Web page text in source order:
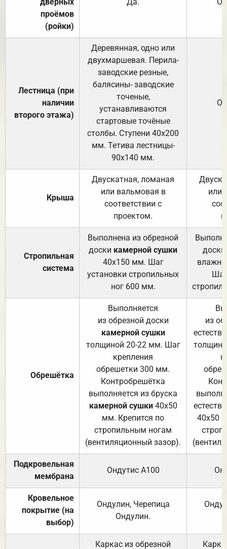
проёмов
(ройки)
Лестница (при
наличии
второго этажа)
Деревянная, одно или
двухмаршевая. Перила-
заводские резные,
балясины- заводские
точеные,
устанавливаются
стартовые точёные
столбы. Ступени 40х200
мм. Тетива лестницы-
90х140 мм.
Крыша
Двускатная, ломаная
или вальмовая в
соответствии с
проектом.
или
Стропильная
система
Выполнена из обрезной
доски камерной сушки
40х150 мм. Шаг
установки стропильных
ног 600 мм.
доски
Обрешётка
Выполняется
из обрезной доски
камерной сушки
толщиной 20-22 мм. Шаг
крепления
обрешетки 300 мм.
Контробрешётка
выполняется из бруска
камерной сушки40х50
мм. Крепится по
стропильным ногам
(вентиляционный зазор).
из
40х50
Подкровельная
мембрана
Ондутис А100
Кровельное
покрытие (на
выбор)
Ондулин, Черепица
Ондулин.
Каркас из обрезной